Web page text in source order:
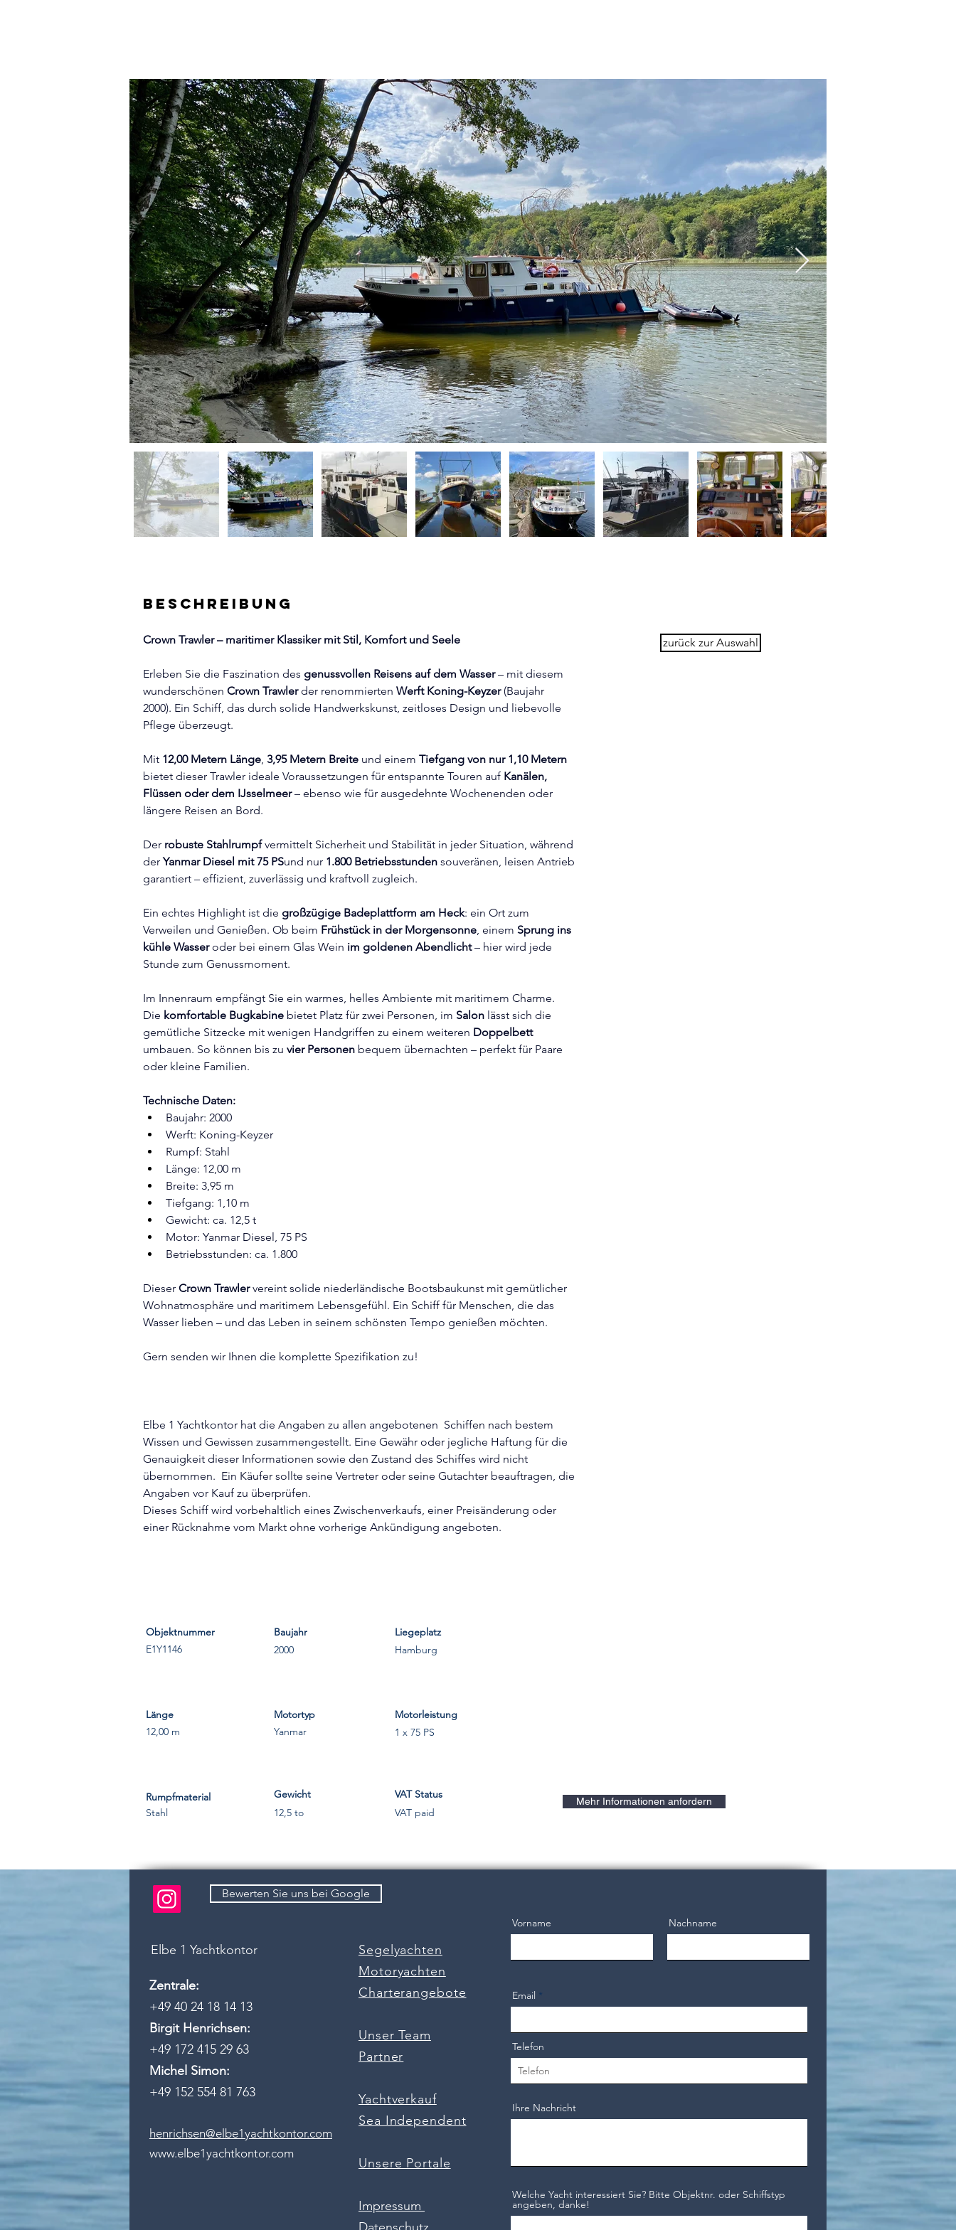
Beschreibung
Crown Trawler – maritimer Klassiker mit Stil, Komfort und Seele
Erleben Sie die Faszination des genussvollen Reisens auf dem Wasser – mit diesem
wunderschönen Crown Trawler der renommierten Werft Koning-Keyzer (Baujahr
2000). Ein Schiff, das durch solide Handwerkskunst, zeitloses Design und liebevolle
Pflege überzeugt.
Mit 12,00 Metern Länge, 3,95 Metern Breite und einem Tiefgang von nur 1,10 Metern
bietet dieser Trawler ideale Voraussetzungen für entspannte Touren auf Kanälen,
Flüssen oder dem IJsselmeer – ebenso wie für ausgedehnte Wochenenden oder
längere Reisen an Bord.
Der robuste Stahlrumpf vermittelt Sicherheit und Stabilität in jeder Situation, während
der Yanmar Diesel mit 75 PSund nur 1.800 Betriebsstunden souveränen, leisen Antrieb
garantiert – effizient, zuverlässig und kraftvoll zugleich.
Ein echtes Highlight ist die großzügige Badeplattform am Heck: ein Ort zum
Verweilen und Genießen. Ob beim Frühstück in der Morgensonne, einem Sprung ins
kühle Wasser oder bei einem Glas Wein im goldenen Abendlicht – hier wird jede
Stunde zum Genussmoment.
Im Innenraum empfängt Sie ein warmes, helles Ambiente mit maritimem Charme.
Die komfortable Bugkabine bietet Platz für zwei Personen, im Salon lässt sich die
gemütliche Sitzecke mit wenigen Handgriffen zu einem weiteren Doppelbett
umbauen. So können bis zu vier Personen bequem übernachten – perfekt für Paare
oder kleine Familien.
Technische Daten:
Baujahr: 2000
Werft: Koning-Keyzer
Rumpf: Stahl
Länge: 12,00 m
Breite: 3,95 m
Tiefgang: 1,10 m
Gewicht: ca. 12,5 t
Motor: Yanmar Diesel, 75 PS
Betriebsstunden: ca. 1.800
Dieser Crown Trawler vereint solide niederländische Bootsbaukunst mit gemütlicher
Wohnatmosphäre und maritimem Lebensgefühl. Ein Schiff für Menschen, die das
Wasser lieben – und das Leben in seinem schönsten Tempo genießen möchten.
Gern senden wir Ihnen die komplette Spezifikation zu!
Elbe 1 Yachtkontor hat die Angaben zu allen angebotenen  Schiffen nach bestem
Wissen und Gewissen zusammengestellt. Eine Gewähr oder jegliche Haftung für die
Genauigkeit dieser Informationen sowie den Zustand des Schiffes wird nicht
übernommen.  Ein Käufer sollte seine Vertreter oder seine Gutachter beauftragen, die
Angaben vor Kauf zu überprüfen.
Dieses Schiff wird vorbehaltlich eines Zwischenverkaufs, einer Preisänderung oder
einer Rücknahme vom Markt ohne vorherige Ankündigung angeboten.
Objektnummer
E1Y1146
Baujahr
2000
Liegeplatz
Hamburg
zurück zur Auswahl
Länge
12,00 m
Motortyp
Yanmar
Motorleistung
1 x 75 PS
Rumpfmaterial
Stahl
Gewicht
12,5 to
VAT Status
VAT paid
Mehr Informationen anfordern
Bewerten Sie uns bei Google
Elbe 1 Yachtkontor
Zentrale:
+49 40 24 18 14 13
Birgit Henrichsen:
+49 172 415 29 63
Michel Simon:
+49 152 554 81 763
henrichsen@elbe1yachtkontor.com
www.elbe1yachtkontor.com
Segelyachten
Motoryachten
Charterangebote
Unser Team
Partner
Yachtverkauf
Sea Independent
Unsere Portale
Impressum
Vorname Nachname
Email
Telefon
Ihre Nachricht
Welche Yacht interessiert Sie? Bitte Objektnr. oder Schiffstyp
angeben, danke!